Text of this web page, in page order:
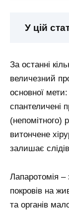
У цій
За останні
величезний
основної
спантеличені
(непомітного)
витончене
залишає
Лапаротомія –
покровів на
та органів